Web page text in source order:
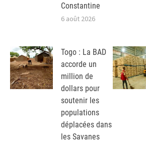
Constantine
6 août 2026
Togo : La BAD
accorde un
million de
dollars pour
soutenir les
populations
déplacées dans
les Savanes